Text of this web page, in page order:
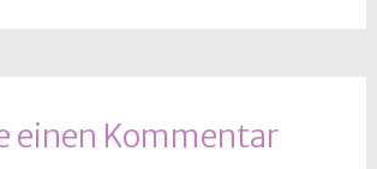
einen Kommentar